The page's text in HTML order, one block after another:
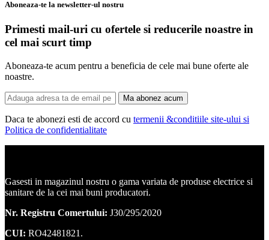
Aboneaza-te la newsletter-ul nostru
Primesti mail-uri cu ofertele si reducerile noastre in
cel mai scurt timp
Aboneaza-te acum pentru a beneficia de cele mai bune oferte ale
noastre.
Ma abonez acum
Daca te abonezi esti de accord cu termenii &conditiile site-ului si
Politica de confidentialitate
Gasesti in magazinul nostru o gama variata de produse electrice si
sanitare de la cei mai buni producatori.
Nr. Registru Comertului: J30/295/2020
CUI: RO42481821.